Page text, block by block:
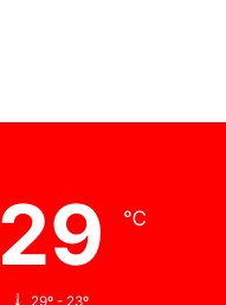
29 ℃
29º - 23º